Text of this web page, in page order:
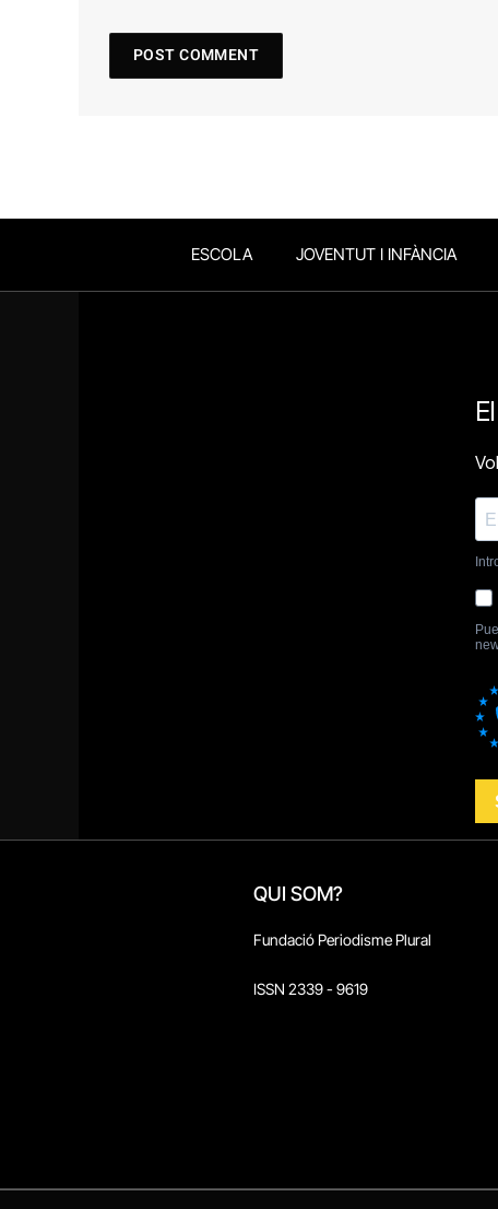
ESCOLA JOVENTUT I INFÀNCIA
QUI SOM?
Fundació Periodisme Plural
ISSN 2339 - 9619